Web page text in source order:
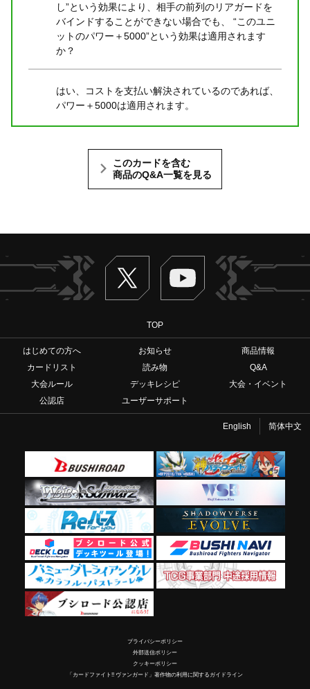
し”という効果により、相手の前列のリアガードを
バインドすることができない場合でも、 “このユニ
ットのパワー＋5000”という効果は適用されます
か？
はい、コストを支払い解決されているのであれば、
パワー＋5000は適用されます。
このカードを含む
商品のQ&A一覧を見る
Twitter ヴァンガードch
TOP
はじめての方へ お知らせ
商品情報
カードリスト
読み物
Q&A
大会ルール
デッキレシピ
大会・イベント
公認店
ユーザーサポート
English 简体中文
プライバシーポリシー
外部送信ポリシー
クッキーポリシー
「カードファイト!! ヴァンガード」著作物の利用に関するガイドライン